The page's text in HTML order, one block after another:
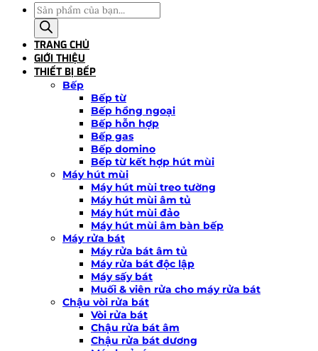
Tìm
kiếm
sản
phẩm
TRANG CHỦ
GIỚI THIỆU
THIẾT BỊ BẾP
Bếp
Bếp từ
Bếp hồng ngoại
Bếp hỗn hợp
Bếp gas
Bếp domino
Bếp từ kết hợp hút mùi
Máy hút mùi
Máy hút mùi treo tường
Máy hút mùi âm tủ
Máy hút mùi đảo
Máy hút mùi âm bàn bếp
Máy rửa bát
Máy rửa bát âm tủ
Máy rửa bát độc lập
Máy sấy bát
Muối & viên rửa cho máy rửa bát
Chậu vòi rửa bát
Vòi rửa bát
Chậu rửa bát âm
Chậu rửa bát dương